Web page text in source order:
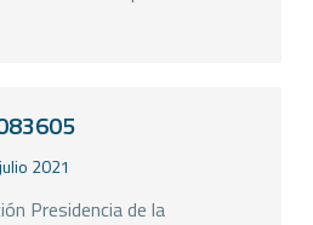
2021
Presidencia de la